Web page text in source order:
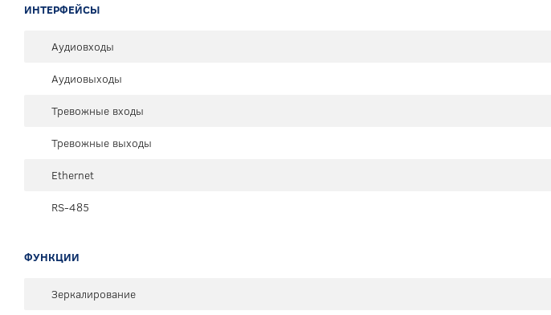
ИНТЕРФЕЙСЫ
Аудиовходы
Аудиовыходы
Тревожные входы
Тревожные выходы
Ethernet
RS-485
ФУНКЦИИ
Зеркалирование